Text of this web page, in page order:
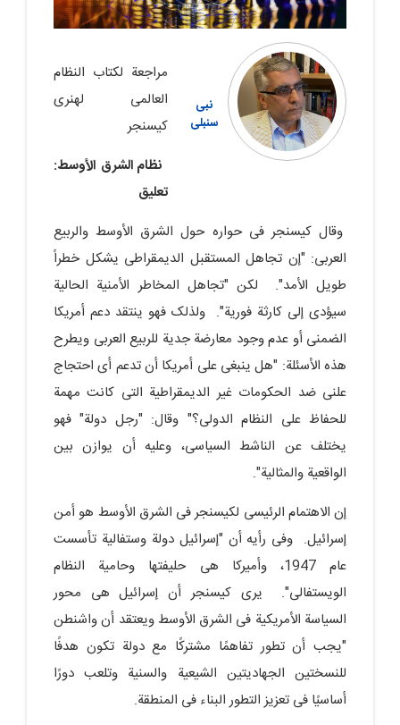
نبی
سنبلی
مراجعة لکتاب النظام
العالمی لهنری
کیسنجر
نظام الشرق الأوسط:
تعلیق
وقال کیسنجر فی حواره حول الشرق الأوسط والربیع
العربی: "إن تجاهل المستقبل الدیمقراطی یشکل خطراً
طویل الأمد". لکن "تجاهل المخاطر الأمنیة الحالیة
سیؤدی إلى کارثة فوریة". ولذلک فهو ینتقد دعم أمریکا
الضمنی أو عدم وجود معارضة جدیة للربیع العربی ویطرح
هذه الأسئلة: "هل ینبغی على أمریکا أن تدعم أی احتجاج
علنی ضد الحکومات غیر الدیمقراطیة التی کانت مهمة
للحفاظ على النظام الدولی؟" وقال: "رجل دولة" فهو
یختلف عن الناشط السیاسی، وعلیه أن یوازن بین
الواقعیة والمثالیة".
إن الاهتمام الرئیسی لکیسنجر فی الشرق الأوسط هو أمن
إسرائیل. وفی رأیه أن "إسرائیل دولة وستفالیة تأسست
عام 1947، وأمیرکا هی حلیفتها وحامیة النظام
الویستفالی". یرى کیسنجر أن إسرائیل هی محور
السیاسة الأمریکیة فی الشرق الأوسط ویعتقد أن واشنطن
"یجب أن تطور تفاهمًا مشترکًا مع دولة تکون هدفًا
للنسختین الجهادیتین الشیعیة والسنیة وتلعب دورًا
أساسیًا فی تعزیز التطور البناء فی المنطقة.